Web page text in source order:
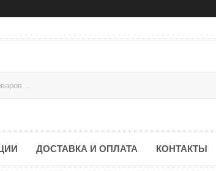
ДОСТАВКА И ОПЛАТА КОНТАКТЫ